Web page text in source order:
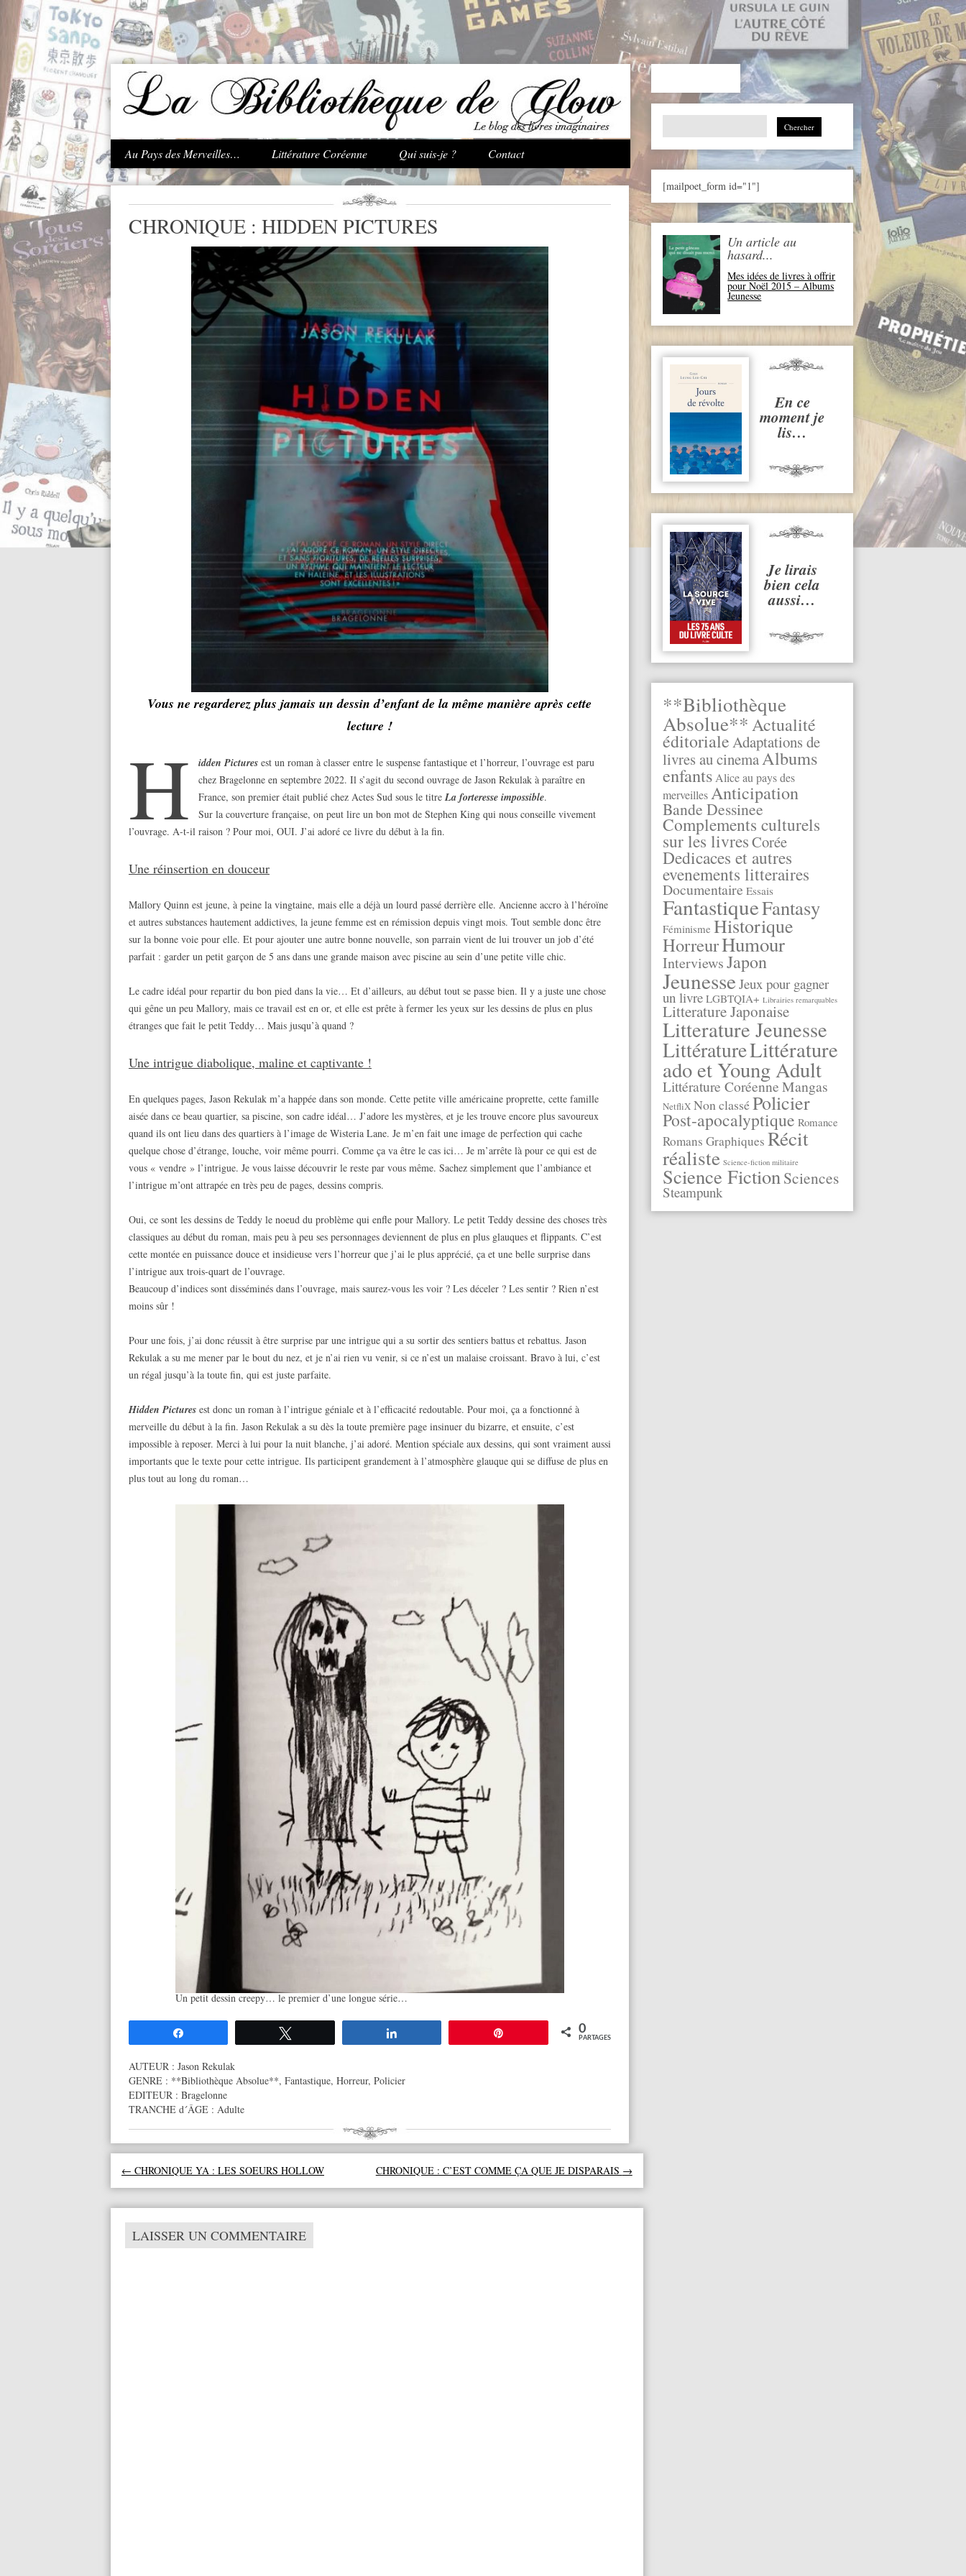
.
Aller au contenu principal
Au Pays des Merveilles… Littérature Coréenne Qui suis-je ? Contact
Search
[mailpoet_form id="1"]
Un article au
hasard...
Mes idées de livres à offrir
pour Noël 2015 – Albums
Jeunesse
En ce
moment je
lis…
Je lirais
bien cela
aussi…
**Bibliothèque
Absolue**Actualité
éditorialeAdaptations de
livres au cinemaAlbums
enfantsAlice au pays des
merveillesAnticipation
Bande Dessinee
Complements culturels
sur les livresCorée
Dedicaces et autres
evenements litteraires
Documentaire Essais
FantastiqueFantasy
Féminisme Historique
HorreurHumour
InterviewsJapon
JeunesseJeux pour gagner
un livre LGBTQIA+ Librairies remarquables
Litterature Japonaise
Litterature Jeunesse
LittératureLittérature
ado et Young Adult
Littérature Coréenne Mangas
NetfliX Non classéPolicier
Post-apocalyptique Romance
Romans Graphiques Récit
réaliste Science-fiction militaire
Science FictionSciences
Steampunk
CHRONIQUE : HIDDEN PICTURES
Vous ne regarderez plus jamais un dessin d’enfant de la même manière après cette
lecture !
H idden Picturesest un roman à classer entre le suspense fantastique et l’horreur, l’ouvrage est paru
chez Bragelonne en septembre 2022. Il s’agit du second ouvrage de Jason Rekulak à paraître en
France, son premier était publié chez Actes Sud sous le titreLa forteresse impossible.
Sur la couverture française, on peut lire un bon mot de Stephen King qui nous conseille vivement
l’ouvrage. A-t-il raison ? Pour moi, OUI. J’ai adoré ce livre du début à la fin.
Une réinsertion en douceur
Mallory Quinn est jeune, à peine la vingtaine, mais elle a déjà un lourd passé derrière elle. Ancienne accro à l’héroïne
et autres substances hautement addictives, la jeune femme est en rémission depuis vingt mois. Tout semble donc être
sur la bonne voie pour elle. Et pour ajouter une autre bonne nouvelle, son parrain vient de lui trouver un job d’été
parfait : garder un petit garçon de 5 ans dans une grande maison avec piscine au sein d’une petite ville chic.
Le cadre idéal pour repartir du bon pied dans la vie… Et d’ailleurs, au début tout se passe bien. Il y a juste une chose
qui gêne un peu Mallory, mais ce travail est en or, et elle est prête à fermer les yeux sur les dessins de plus en plus
étranges que fait le petit Teddy… Mais jusqu’à quand ?
Une intrigue diabolique, maline et captivante !
En quelques pages, Jason Rekulak m’a happée dans son monde. Cette petite ville américaine proprette, cette famille
aisée dans ce beau quartier, sa piscine, son cadre idéal… J’adore les mystères, et je les trouve encore plus savoureux
quand ils ont lieu dans des quartiers à l’image de Wisteria Lane. Je m’en fait une image de perfection qui cache
quelque chose d’étrange, louche, voir même pourri. Comme ça va être le cas ici… Je m’arrête là pour ce qui est de
vous « vendre » l’intrigue. Je vous laisse découvrir le reste par vous même. Sachez simplement que l’ambiance et
l’intrigue m’ont attrapée en très peu de pages, dessins compris.
Oui, ce sont les dessins de Teddy le noeud du problème qui enfle pour Mallory. Le petit Teddy dessine des choses très
classiques au début du roman, mais peu à peu ses personnages deviennent de plus en plus glauques et flippants. C’est
cette montée en puissance douce et insidieuse vers l’horreur que j’ai le plus apprécié, ça et une belle surprise dans
l’intrigue aux trois-quart de l’ouvrage.
Beaucoup d’indices sont disséminés dans l’ouvrage, mais saurez-vous les voir ? Les déceler ? Les sentir ? Rien n’est
moins sûr !
Pour une fois, j’ai donc réussit à être surprise par une intrigue qui a su sortir des sentiers battus et rebattus. Jason
Rekulak a su me mener par le bout du nez, et je n’ai rien vu venir, si ce n’est un malaise croissant. Bravo à lui, c’est
un régal jusqu’à la toute fin, qui est juste parfaite.
Hidden Picturesest donc un roman à l’intrigue géniale et à l’efficacité redoutable. Pour moi, ça a fonctionné à
merveille du début à la fin. Jason Rekulak a su dès la toute première page insinuer du bizarre, et ensuite, c’est
impossible à reposer. Merci à lui pour la nuit blanche, j’ai adoré. Mention spéciale aux dessins, qui sont vraiment aussi
importants que le texte pour cette intrigue. Ils participent grandement à l’atmosphère glauque qui se diffuse de plus en
plus tout au long du roman…
Un petit dessin creepy… le premier d’une longue série…
0
PARTAGES
AUTEUR : Jason Rekulak
GENRE : **Bibliothèque Absolue**, Fantastique, Horreur, Policier
EDITEUR : Bragelonne
TRANCHE d´ÂGE : Adulte
Navigation des articles
← CHRONIQUE YA : LES SOEURS HOLLOW CHRONIQUE : C’EST COMME ÇA QUE JE DISPARAIS →
LAISSER UN COMMENTAIRE